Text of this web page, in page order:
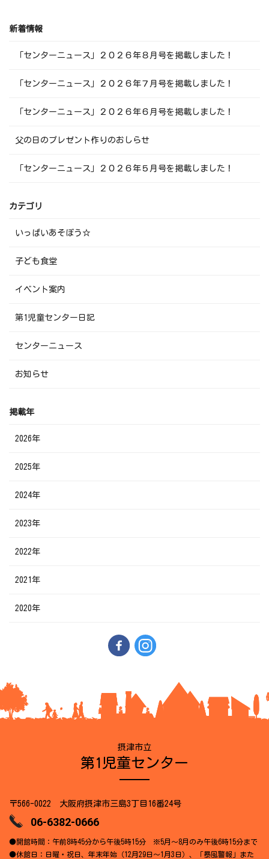
新着情報
「センターニュース」２０２６年８月号を掲載しました！
「センターニュース」２０２６年７月号を掲載しました！
「センターニュース」２０２６年６月号を掲載しました！
父の日のプレゼント作りのおしらせ
「センターニュース」２０２６年５月号を掲載しました！
カテゴリ
いっぱいあそぼう☆
子ども食堂
イベント案内
第1児童センター日記
センターニュース
お知らせ
掲載年
2026年
2025年
2024年
2023年
2022年
2021年
2020年
摂津市立
第1児童センター
〒566-0022 大阪府摂津市三島3丁目16番24号
06-6382-0666
●開館時間：午前8時45分から午後5時15分 ※5月～8月のみ午後6時15分まで
●休館日：日曜・祝日、年末年始（12月29日～1月3日）、「暴風警報」また